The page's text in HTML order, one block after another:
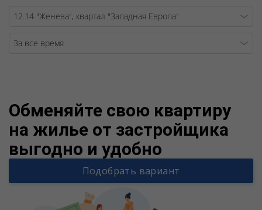
Обменяйте свою квартиру
на жилье от застройщика
выгодно и удобно
Подобрать вариант